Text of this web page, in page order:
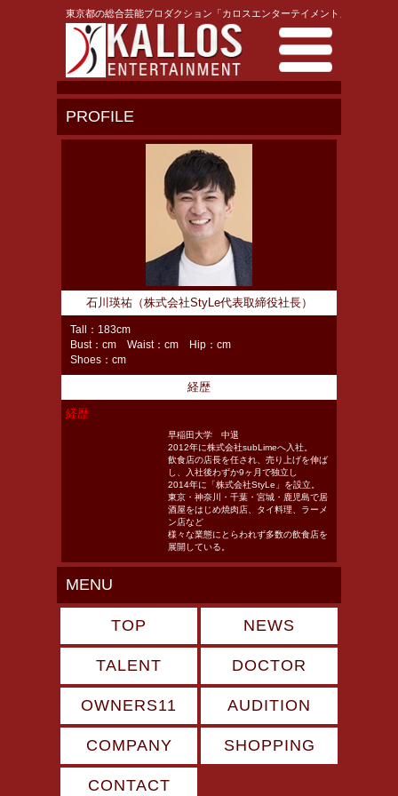
東京都の総合芸能プロダクション「カロスエンターテイメント」
PROFILE
石川瑛祐（株式会社StyLe代表取締役社長）
Tall：183cm
Bust：cm Waist：cm Hip：cm
Shoes：cm
経歴
経歴
早稲田大学 中退
2012年に株式会社subLimeへ入社。
飲食店の店長を任され、売り上げを伸ば
し、入社後わずか9ヶ月で独立し
2014年に「株式会社StyLe」を設立。
東京・神奈川・千葉・宮城・鹿児島で居
酒屋をはじめ焼肉店、タイ料理、ラーメ
ン店など
様々な業態にとらわれず多数の飲食店を
展開している。
MENU
TOP NEWS
TALENT DOCTOR
OWNERS11 AUDITION
COMPANY SHOPPING
CONTACT